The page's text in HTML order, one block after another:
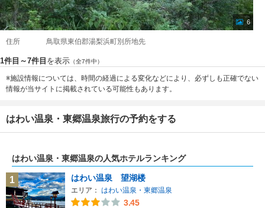
6
住所 鳥取県東伯郡湯梨浜町別所地先
1件目～7件目 を表示 （全7件中）
※施設情報については、時間の経過による変化などにより、必ずしも正確でない
情報が当サイトに掲載されている可能性もあります。
はわい温泉・東郷温泉旅行の予約をする
はわい温泉・東郷温泉の人気ホテルランキング
1 はわい温泉 望湖楼
エリア： はわい温泉・東郷温泉
3.45